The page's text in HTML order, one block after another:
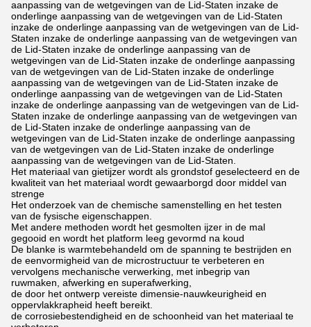
aanpassing van de wetgevingen van de Lid-Staten inzake de
onderlinge aanpassing van de wetgevingen van de Lid-Staten
inzake de onderlinge aanpassing van de wetgevingen van de Lid-
Staten inzake de onderlinge aanpassing van de wetgevingen van
de Lid-Staten inzake de onderlinge aanpassing van de
wetgevingen van de Lid-Staten inzake de onderlinge aanpassing
van de wetgevingen van de Lid-Staten inzake de onderlinge
aanpassing van de wetgevingen van de Lid-Staten inzake de
onderlinge aanpassing van de wetgevingen van de Lid-Staten
inzake de onderlinge aanpassing van de wetgevingen van de Lid-
Staten inzake de onderlinge aanpassing van de wetgevingen van
de Lid-Staten inzake de onderlinge aanpassing van de
wetgevingen van de Lid-Staten inzake de onderlinge aanpassing
van de wetgevingen van de Lid-Staten inzake de onderlinge
aanpassing van de wetgevingen van de Lid-Staten.
Het materiaal van gietijzer wordt als grondstof geselecteerd en de
kwaliteit van het materiaal wordt gewaarborgd door middel van
strenge
Het onderzoek van de chemische samenstelling en het testen
van de fysische eigenschappen.
Met andere methoden wordt het gesmolten ijzer in de mal
gegooid en wordt het platform leeg gevormd na koud
De blanke is warmtebehandeld om de spanning te bestrijden en
de eenvormigheid van de microstructuur te verbeteren en
vervolgens mechanische verwerking, met inbegrip van
ruwmaken, afwerking en superafwerking,
de door het ontwerp vereiste dimensie-nauwkeurigheid en
oppervlakkrapheid heeft bereikt.
de corrosiebestendigheid en de schoonheid van het materiaal te